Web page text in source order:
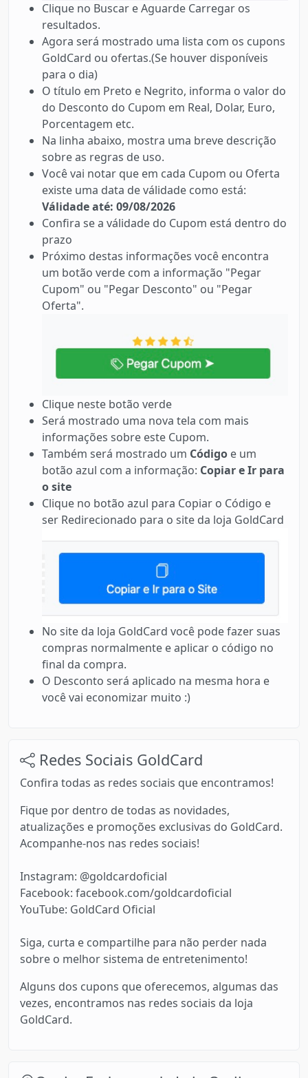
Clique no Buscar e Aguarde Carregar os
resultados.
Agora será mostrado uma lista com os cupons
GoldCard ou ofertas.(Se houver disponíveis
para o dia)
O título em Preto e Negrito, informa o valor do
do Desconto do Cupom em Real, Dolar, Euro,
Porcentagem etc.
Na linha abaixo, mostra uma breve descrição
sobre as regras de uso.
Você vai notar que em cada Cupom ou Oferta
existe uma data de válidade como está:
Válidade até: 09/08/2026
Confira se a válidade do Cupom está dentro do
prazo
Próximo destas informações você encontra
um botão verde com a informação "Pegar
Cupom" ou "Pegar Desconto" ou "Pegar
Oferta".
Clique neste botão verde
Será mostrado uma nova tela com mais
informações sobre este Cupom.
Também será mostrado um Código e um
botão azul com a informação: Copiar e Ir para
o site
Clique no botão azul para Copiar o Código e
ser Redirecionado para o site da loja GoldCard
No site da loja GoldCard você pode fazer suas
compras normalmente e aplicar o código no
final da compra.
O Desconto será aplicado na mesma hora e
você vai economizar muito :)
Redes Sociais GoldCard
Confira todas as redes sociais que encontramos!
Fique por dentro de todas as novidades,
atualizações e promoções exclusivas do GoldCard.
Acompanhe-nos nas redes sociais!
Instagram: @goldcardoficial
Facebook: facebook.com/goldcardoficial
YouTube: GoldCard Oficial
Siga, curta e compartilhe para não perder nada
sobre o melhor sistema de entretenimento!
Alguns dos cupons que oferecemos, algumas das
vezes, encontramos nas redes sociais da loja
GoldCard.